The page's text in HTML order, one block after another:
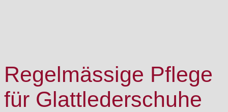
Regelmässige Pflege
für Glattlederschuhe